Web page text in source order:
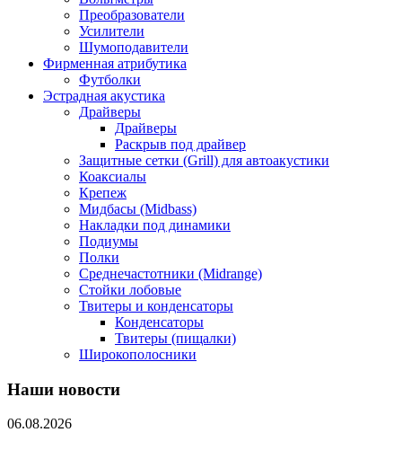
Преобразователи
Усилители
Шумоподавители
Фирменная атрибутика
Футболки
Эстрадная акустика
Драйверы
Драйверы
Раскрыв под драйвер
Защитные сетки (Grill) для автоакустики
Коаксиалы
Крепеж
Мидбасы (Midbass)
Накладки под динамики
Подиумы
Полки
Среднечастотники (Midrange)
Стойки лобовые
Твитеры и конденсаторы
Конденсаторы
Твитеры (пищалки)
Широкополосники
Наши новости
06.08.2026